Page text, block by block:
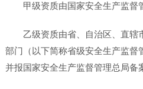
甲级资质由国家安全生产监督
乙级资质由省、自治区、直辖
部门（以下简称省级安全生产监督
并报国家安全生产监督管理总局备